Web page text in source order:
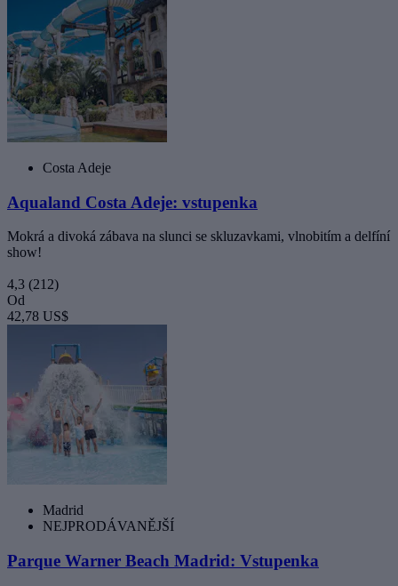
Costa Adeje
Aqualand Costa Adeje: vstupenka
Mokrá a divoká zábava na slunci se skluzavkami, vlnobitím a delfíní
show!
4,3 (212)
Od
42,78 US$
Madrid
NEJPRODÁVANĚJŠÍ
Parque Warner Beach Madrid: Vstupenka